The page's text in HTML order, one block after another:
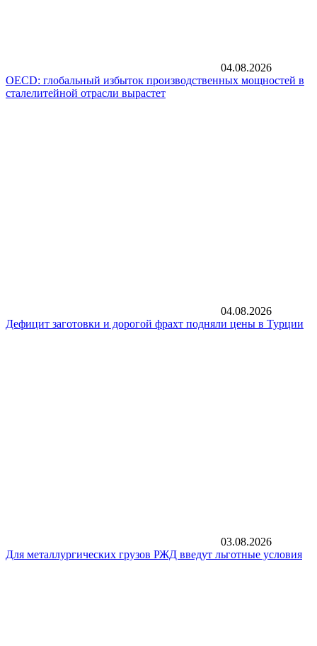
04.08.2026
OECD: глобальный избыток производственных мощностей в
сталелитейной отрасли вырастет
04.08.2026
Дефицит заготовки и дорогой фрахт подняли цены в Турции
03.08.2026
Для металлургических грузов РЖД введут льготные условия